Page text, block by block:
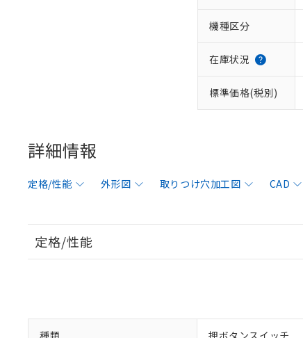
機種区分
在庫状況
標準価格(税別)
詳細情報
定格/性能 外形図 取りつけ穴加工図 CAD
定格/性能
種類 押ボタンスイッチ